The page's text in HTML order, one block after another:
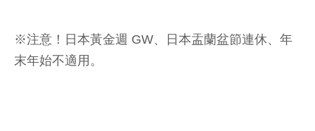
※注意！日本黃金週 GW、日本盂蘭盆節連休、年
末年始不適用。